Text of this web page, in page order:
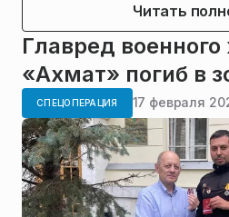
Читать
Главред
«Ахмат» погиб в
СПЕЦОПЕРАЦИЯ 17 февраля